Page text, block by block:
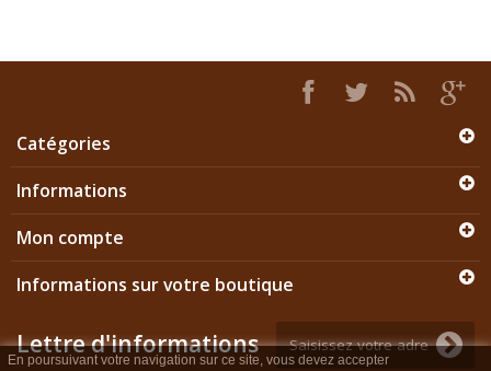
Catégories
Informations
Mon compte
Informations sur votre boutique
En poursuivant votre navigation sur ce site, vous devez accepter
Lettre d'informations